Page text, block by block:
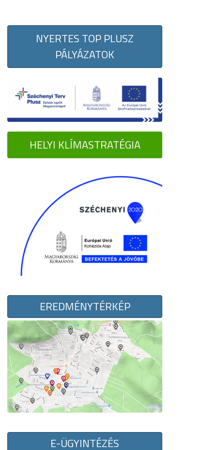
NYERTES TOP PLUSZ
PÁLYÁZATOK
HELYI KLÍMASTRATÉGIA
EREDMÉNYTÉRKÉP
E-ÜGYINTÉZÉS